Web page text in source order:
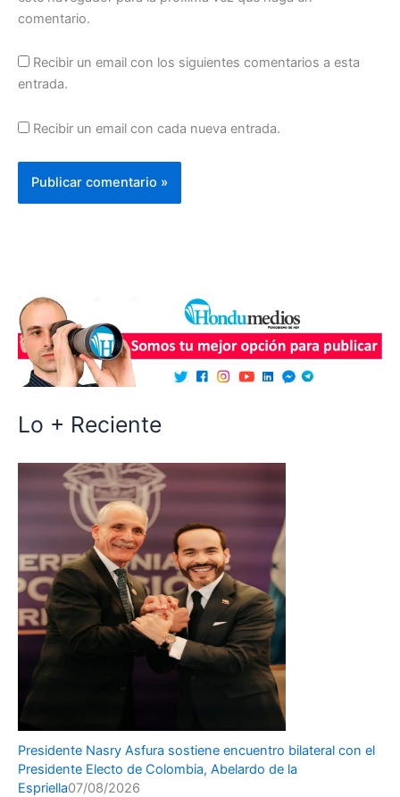
comentario.
Recibir un email con los siguientes comentarios a esta
entrada.
Recibir un email con cada nueva entrada.
Lo + Reciente
Presidente Nasry Asfura sostiene encuentro bilateral con el
Presidente Electo de Colombia, Abelardo de la
Espriella07/08/2026